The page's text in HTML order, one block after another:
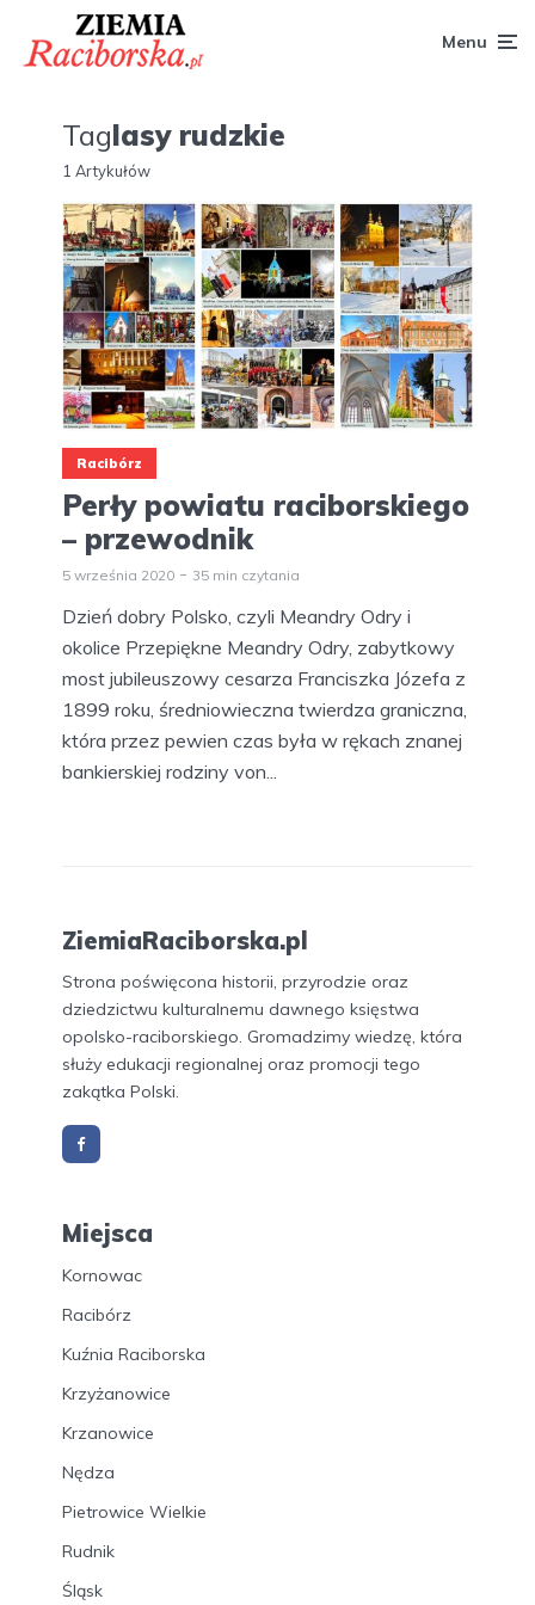
Menu
Taglasy rudzkie
1 Artykułów
Racibórz
Perły powiatu raciborskiego
– przewodnik
5 września 2020 35 min czytania
Dzień dobry Polsko, czyli Meandry Odry i
okolice Przepiękne Meandry Odry, zabytkowy
most jubileuszowy cesarza Franciszka Józefa z
1899 roku, średniowieczna twierdza graniczna,
która przez pewien czas była w rękach znanej
bankierskiej rodziny von...
ZiemiaRaciborska.pl
Strona poświęcona historii, przyrodzie oraz
dziedzictwu kulturalnemu dawnego księstwa
opolsko-raciborskiego. Gromadzimy wiedzę, która
służy edukacji regionalnej oraz promocji tego
zakątka Polski.
Miejsca
Kornowac
Racibórz
Kuźnia Raciborska
Krzyżanowice
Krzanowice
Nędza
Pietrowice Wielkie
Rudnik
Śląsk